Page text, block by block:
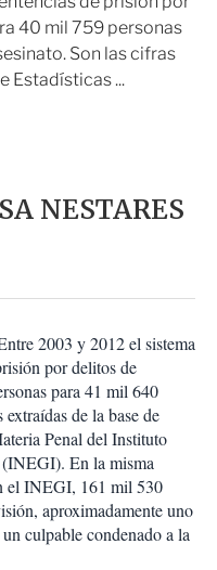
40 mil 759 personas
Son las cifras
Estadísticas ...
NESTARES
2003 y 2012 el sistema
por delitos de
para 41 mil 640
de la base de
Penal del Instituto
En la misma
el INEGI, 161 mil 530
aproximadamente uno
culpable condenado a la